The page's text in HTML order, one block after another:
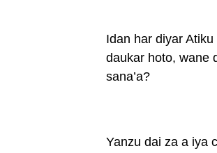
Idan har diyar
daukar hoto, wane
sana’a?
Yanzu dai za a iya